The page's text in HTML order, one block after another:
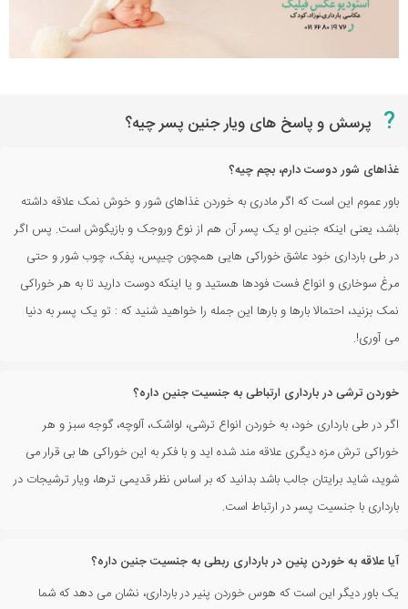
? پرسش و پاسخ های ویار جنین پسر چیه؟
غذاهای شور دوست دارم، بچم چیه؟
باور عموم این است که اگر مادری به خوردن غذاهای شور و خوش نمک علاقه داشته
باشد، یعنی اینکه جنین او یک پسر آن هم از نوع وروجک و بازیگوش است. پس اگر
در طی بارداری خود عاشق خوراکی هایی همچون چیپس، پفک، چوب شور و حتی
مرغ سوخاری و انواع فست فودها هستید و یا اینکه دوست دارید تا به هر خوراکی
نمک بزنید، احتمالا بارها و بارها این جمله را خواهید شنید که : تو یک پسر به دنیا
می آوری!.
خوردن ترشی در بارداری ارتباطی به جنسیت جنین داره؟
اگر در طی بارداری خود، به خوردن انواع ترشی، لواشک، آلوچه، گوجه سبز و هر
خوراکی ترش مزه دیگری علاقه مند شده اید و با فکر به این خوراکی ها بی قرار می
شوید، شاید برایتان جالب باشد بدانید که بر اساس نظر قدیمی ترها، ویار ترشیجات در
بارداری با جنسیت پسر در ارتباط است.
آیا علاقه به خوردن پنین در بارداری ربطی به جنسیت جنین داره؟
یک باور دیگر این است که هوس خوردن پنیر در بارداری، نشان می دهد که شما